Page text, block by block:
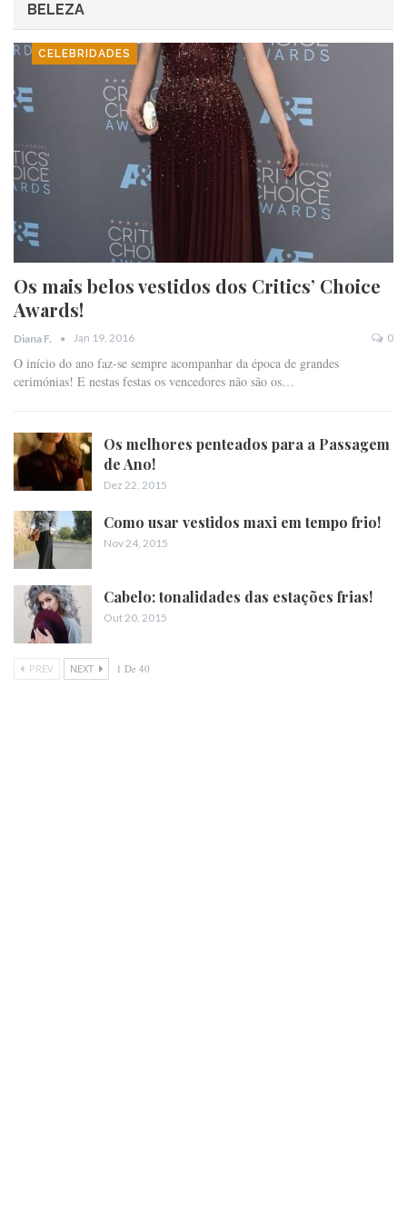
BELEZA
CELEBRIDADES
Os mais belos vestidos dos Critics’ Choice
Awards!
Diana F. Jan 19, 2016 0
O início do ano faz-se sempre acompanhar da época de grandes
cerimónias! E nestas festas os vencedores não são os…
Os melhores penteados para a Passagem
de Ano!
Dez 22, 2015
Como usar vestidos maxi em tempo frio!
Nov 24, 2015
Cabelo: tonalidades das estações frias!
Out 20, 2015
PREV NEXT 1 De 40